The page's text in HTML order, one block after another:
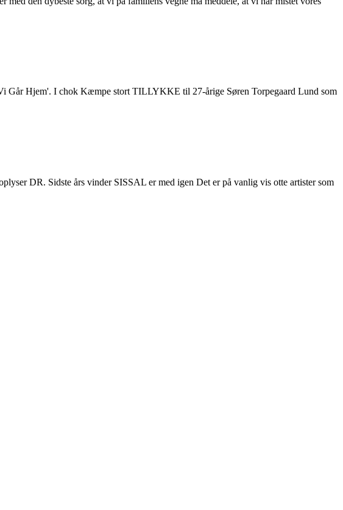
Går Hjem'. I chok Kæmpe stort TILLYKKE til 27-årige Søren Torpegaard Lund som
DR. Sidste års vinder SISSAL er med igen Det er på vanlig vis otte artister som